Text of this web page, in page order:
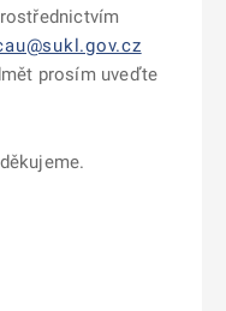
prosím uveďte